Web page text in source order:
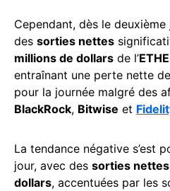
Cependant, dès le
des sorties nettes
millions de dollars de l’
entraînant une perte nette de
pour la journée malgré des
BlackRock, Bitwise et
La tendance négative s’est
jour, avec des sorties nettes
dollars, accentuées par les